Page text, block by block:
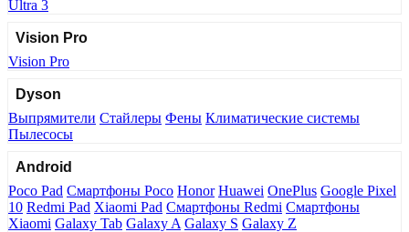
Ultra 3
Vision Pro
Vision Pro
Dyson
Выпрямители Стайлеры Фены Климатические системы
Пылесосы
Android
Poco Pad Смартфоны Poco Honor Huawei OnePlus Google Pixel
10 Redmi Pad Xiaomi Pad Смартфоны Redmi Смартфоны
Xiaomi Galaxy Tab Galaxy A Galaxy S Galaxy Z